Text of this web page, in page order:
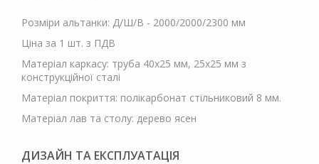
Розміри альтанки: Д/Ш/В - 2000/2000/2300 мм
Ціна за 1 шт. з ПДВ
Матеріал каркасу: труба 40х25 мм, 25х25 мм з
конструкційної сталі
Матеріал покриття: полікарбонат стільниковий 8 мм.
Матеріал лав та столу: дерево ясен
ДИЗАЙН ТА ЕКСПЛУАТАЦІЯ